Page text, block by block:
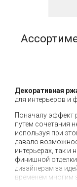
Декоративная
для интерьеров и
Поначалу эффект
путем сочетания
используя при
давало
интерьерах, так и
финишной
дизайнерам за
временем многим